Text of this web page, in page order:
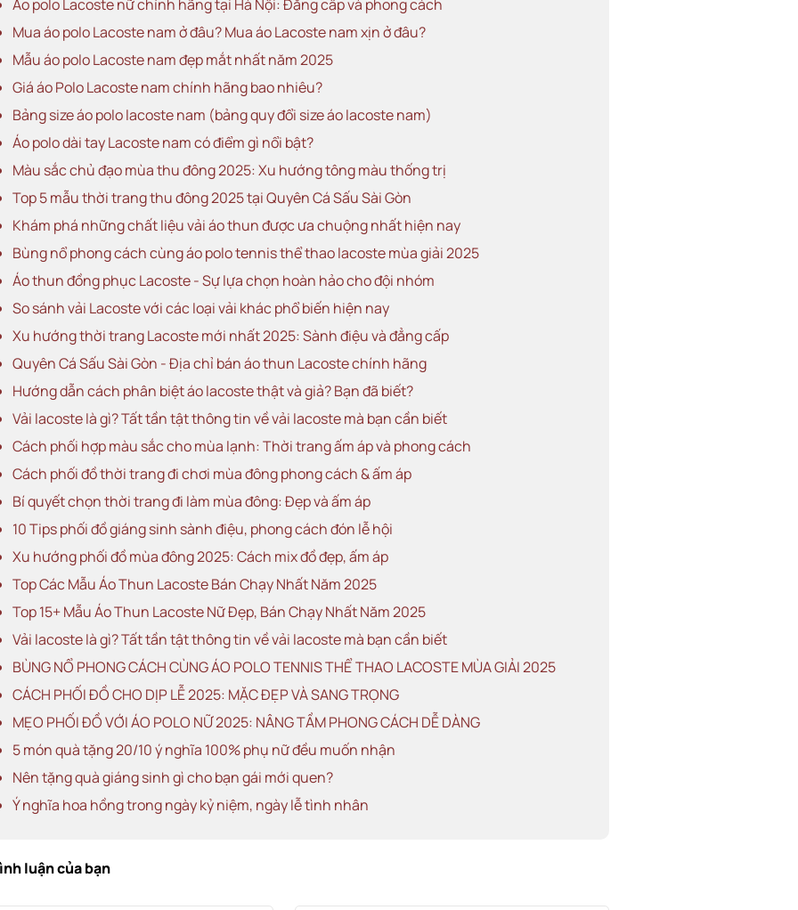
Áo polo Lacoste nữ chính hãng tại Hà Nội: Đẳng cấp và phong cách
Mua áo polo Lacoste nam ở đâu? Mua áo Lacoste nam xịn ở đâu?
Mẫu áo polo Lacoste nam đẹp mắt nhất năm 2025
Giá áo Polo Lacoste nam chính hãng bao nhiêu?
Bảng size áo polo lacoste nam (bảng quy đổi size áo lacoste nam)
Áo polo dài tay Lacoste nam có điểm gì nổi bật?
Màu sắc chủ đạo mùa thu đông 2025: Xu hướng tông màu thống trị
Top 5 mẫu thời trang thu đông 2025 tại Quyên Cá Sấu Sài Gòn
Khám phá những chất liệu vải áo thun được ưa chuộng nhất hiện nay
Bùng nổ phong cách cùng áo polo tennis thể thao lacoste mùa giải 2025
Áo thun đồng phục Lacoste - Sự lựa chọn hoàn hảo cho đội nhóm
So sánh vải Lacoste với các loại vải khác phổ biến hiện nay
Xu hướng thời trang Lacoste mới nhất 2025: Sành điệu và đẳng cấp
Quyên Cá Sấu Sài Gòn - Địa chỉ bán áo thun Lacoste chính hãng
Hướng dẫn cách phân biệt áo lacoste thật và giả? Bạn đã biết?
Vải lacoste là gì? Tất tần tật thông tin về vải lacoste mà bạn cần biết
Cách phối hợp màu sắc cho mùa lạnh: Thời trang ấm áp và phong cách
Cách phối đồ thời trang đi chơi mùa đông phong cách & ấm áp
Bí quyết chọn thời trang đi làm mùa đông: Đẹp và ấm áp
10 Tips phối đồ giáng sinh sành điệu, phong cách đón lễ hội
Xu hướng phối đồ mùa đông 2025: Cách mix đồ đẹp, ấm áp
Top Các Mẫu Áo Thun Lacoste Bán Chạy Nhất Năm 2025
Top 15+ Mẫu Áo Thun Lacoste Nữ Đẹp, Bán Chạy Nhất Năm 2025
Vải lacoste là gì? Tất tần tật thông tin về vải lacoste mà bạn cần biết
BÙNG NỔ PHONG CÁCH CÙNG ÁO POLO TENNIS THỂ THAO LACOSTE MÙA GIẢI 2025
CÁCH PHỐI ĐỒ CHO DỊP LỄ 2025: MẶC ĐẸP VÀ SANG TRỌNG
MẸO PHỐI ĐỒ VỚI ÁO POLO NỮ 2025: NÂNG TẦM PHONG CÁCH DỄ DÀNG
5 món quà tặng 20/10 ý nghĩa 100% phụ nữ đều muốn nhận
Nên tặng quà giáng sinh gì cho bạn gái mới quen?
Ý nghĩa hoa hồng trong ngày kỷ niệm, ngày lễ tình nhân
luận của bạn